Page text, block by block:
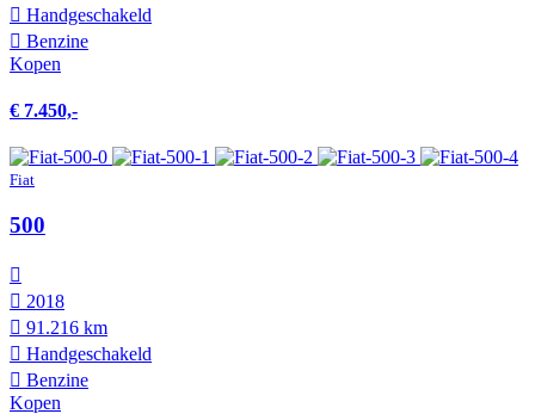
Hand­geschakeld
Benzine
Kopen
€ 7.450,-
Fiat
500
2018
91.216 km
Hand­geschakeld
Benzine
Kopen